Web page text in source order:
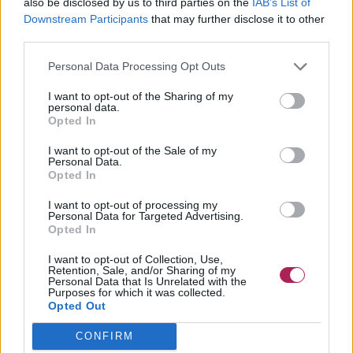
Downstream Participants that may further disclose it to other
Personal Data Processing Opt Outs
I want to opt-out of the Sharing of my
personal data.
Opted In
I want to opt-out of the Sale of my
Personal Data.
Opted In
I want to opt-out of processing my
Personal Data for Targeted Advertising.
Opted In
I want to opt-out of Collection, Use,
Retention, Sale, and/or Sharing of my
Personal Data that Is Unrelated with the
Purposes for which it was collected.
Opted Out
CONFIRM